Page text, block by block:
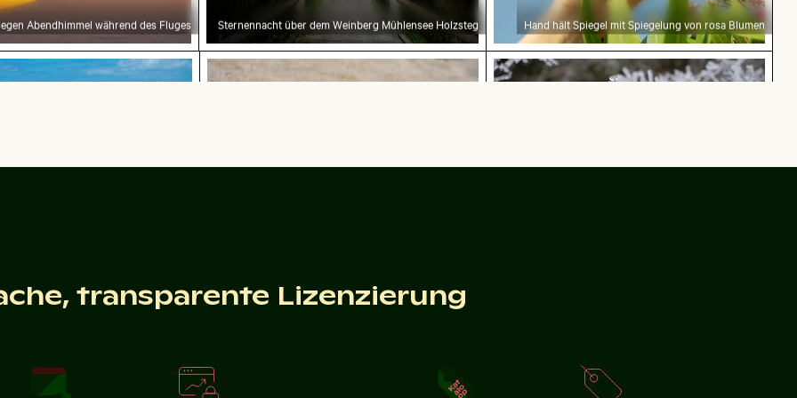
Abendhimmel während des Fluges Sternennacht über dem Weinberg Mühlensee Holzsteg Hand hält Spiegel mit Spiegelung von rosa Blumen
mit klarem blauem WasserRunder Spiegel reflektiert Pflanzen in sandiger Landschaft
Gefrorene Zweige mit Eiskristallen
transparente Lizenzierung